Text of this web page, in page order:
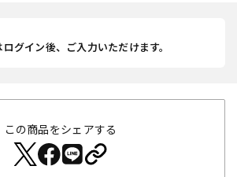
グイン後、ご入力いただけます。
この商品をシェアする